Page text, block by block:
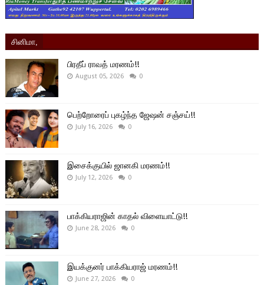
சினிமா,
பிரதீப் ராவத் மரணம்!!
August 05, 2026 0
பெற்றோரைப் புகழ்ந்த ஜேஷன் சஞ்சய்!!
July 16, 2026 0
இசைக்குயில் ஜானகி மரணம்!!
July 12, 2026 0
பாக்கியராஜின் காதல் விளையாட்டு!!
June 28, 2026 0
இயக்குனர் பாக்கியராஜ் மரணம்!!
June 27, 2026 0